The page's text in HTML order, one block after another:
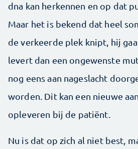
dna kan herkennen en op dat
Maar het is bekend dat heel
de verkeerde plek knipt, hij
levert dan een ongewenste
nog eens aan nageslacht
worden. Dit kan een nieuwe
opleveren bij de patiënt.
Nu is dat op zich al niet best,